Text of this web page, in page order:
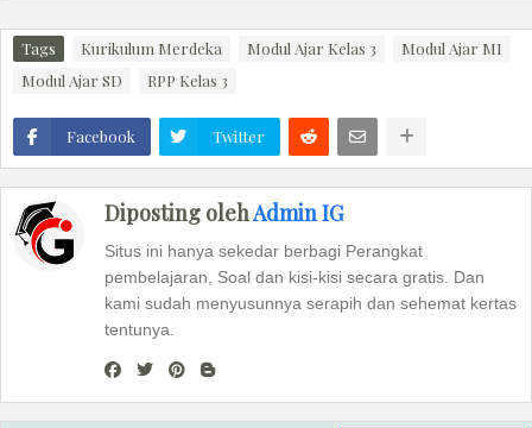
Tags Kurikulum Merdeka Modul Ajar Kelas 3
Modul Ajar MI
Modul Ajar SD
RPP Kelas 3
Facebook Twitter
Diposting olehAdmin IG
Situs ini hanya sekedar berbagi Perangkat
pembelajaran, Soal dan kisi-kisi secara gratis. Dan
kami sudah menyusunnya serapih dan sehemat kertas
tentunya.